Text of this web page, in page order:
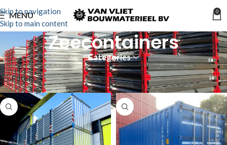
Skip to navigation
Skip to main content
MENU 0
Zeecontainers
Categories
Home Verkoop Opslag/Accommodatie Containers Zeecontainers
Filters